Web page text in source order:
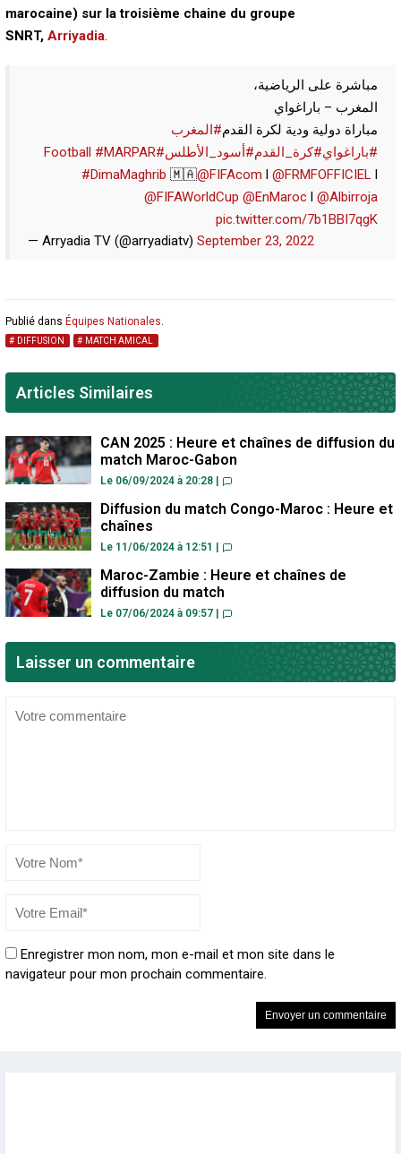
marocaine) sur la troisième chaine du groupe
SNRT, Arriyadia.
مباشرة على الرياضية،
المغرب – باراغواي
مباراة دولية ودية لكرة القدم#المغرب
#باراغواي#كرة_القدم#أسود_الأطلس#Football
#MARPAR
#DimaMaghrib 🇲🇦@FIFAcom @FRMFOFFICIEL
@FIFAWorldCup @EnMaroc
@Albirroja
pic.twitter.com/7b1BBI7qgK
— Arryadia TV (@arryadiatv) September 23, 2022
Publié dans Équipes Nationales.
DIFFUSION MATCH AMICAL
Articles Similaires
CAN 2025 : Heure et chaînes de diffusion du
match Maroc-Gabon
Le 06/09/2024 à 20:28
Diffusion du match Congo-Maroc : Heure et
chaînes
Le 11/06/2024 à 12:51
Maroc-Zambie : Heure et chaînes de
diffusion du match
Le 07/06/2024 à 09:57
Laisser un commentaire
Enregistrer mon nom, mon e-mail et mon site dans le
navigateur pour mon prochain commentaire.